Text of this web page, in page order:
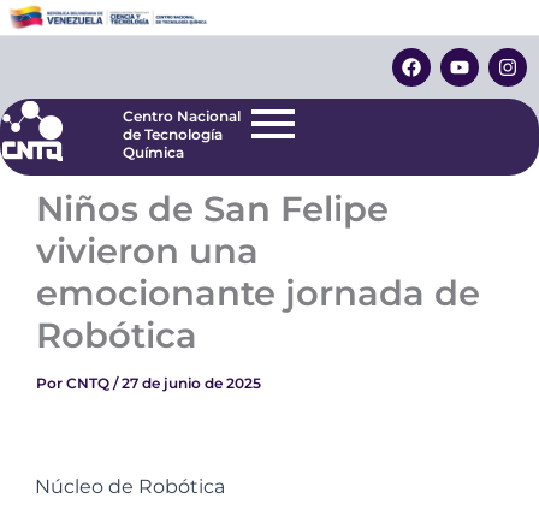
al
F
a
c
o
Y
o
u
e
I
n
s
r
Centro Nacional
de Tecnología
Centro Nacional
de Tecnología
Química
Niños de San Felipe
vivieron una
emocionante jornada de
Robótica
Por CNTQ /27 de junio de 2025
Núcleo de Robótica